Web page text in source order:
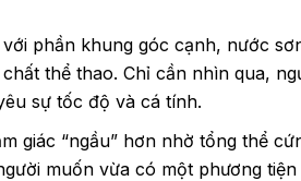
phần khung góc cạnh, nước
thể thao. Chỉ cần nhìn qua,
sự tốc độ và cá tính.
giác “ngầu” hơn nhờ tổng thể
muốn vừa có một phương tiện